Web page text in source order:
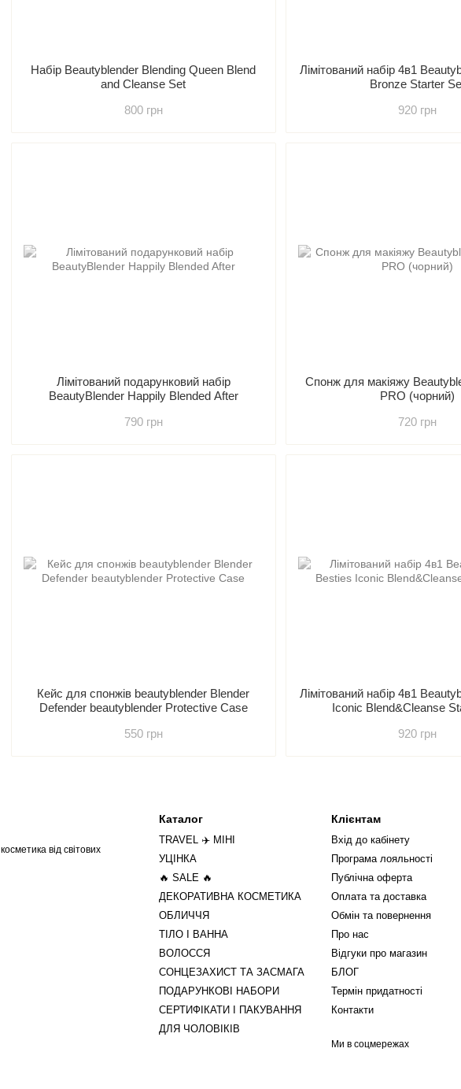
Набір Beautyblender Blending Queen Blend
and Cleanse Set
800 грн
Лімітований набір 4в1
Bronze Starter
920 грн
Лімітований подарунковий набір
BeautyBlender Happily Blended After
790 грн
Спонж для макіяжу
PRO (чорний)
720 грн
Кейс для спонжів beautyblender Blender
Defender beautyblender Protective Case
550 грн
Лімітований набір 4в1
Iconic Blend&Cleanse
920 грн
від світових
Каталог
TRAVEL ✈️ МІНІ
УЦІНКА
🔥 SALE 🔥
ДЕКОРАТИВНА КОСМЕТИКА
ОБЛИЧЧЯ
ТІЛО І ВАННА
ВОЛОССЯ
СОНЦЕЗАХИСТ ТА ЗАСМАГА
ПОДАРУНКОВІ НАБОРИ
СЕРТИФІКАТИ І ПАКУВАННЯ
ДЛЯ ЧОЛОВІКІВ
Клієнтам
Вхід до кабінету
Програма лояльності
Публічна оферта
Оплата та доставка
Обмін та повернення
Про нас
Відгуки про магазин
БЛОГ
Термін придатності
Контакти
Ми в соцмережах